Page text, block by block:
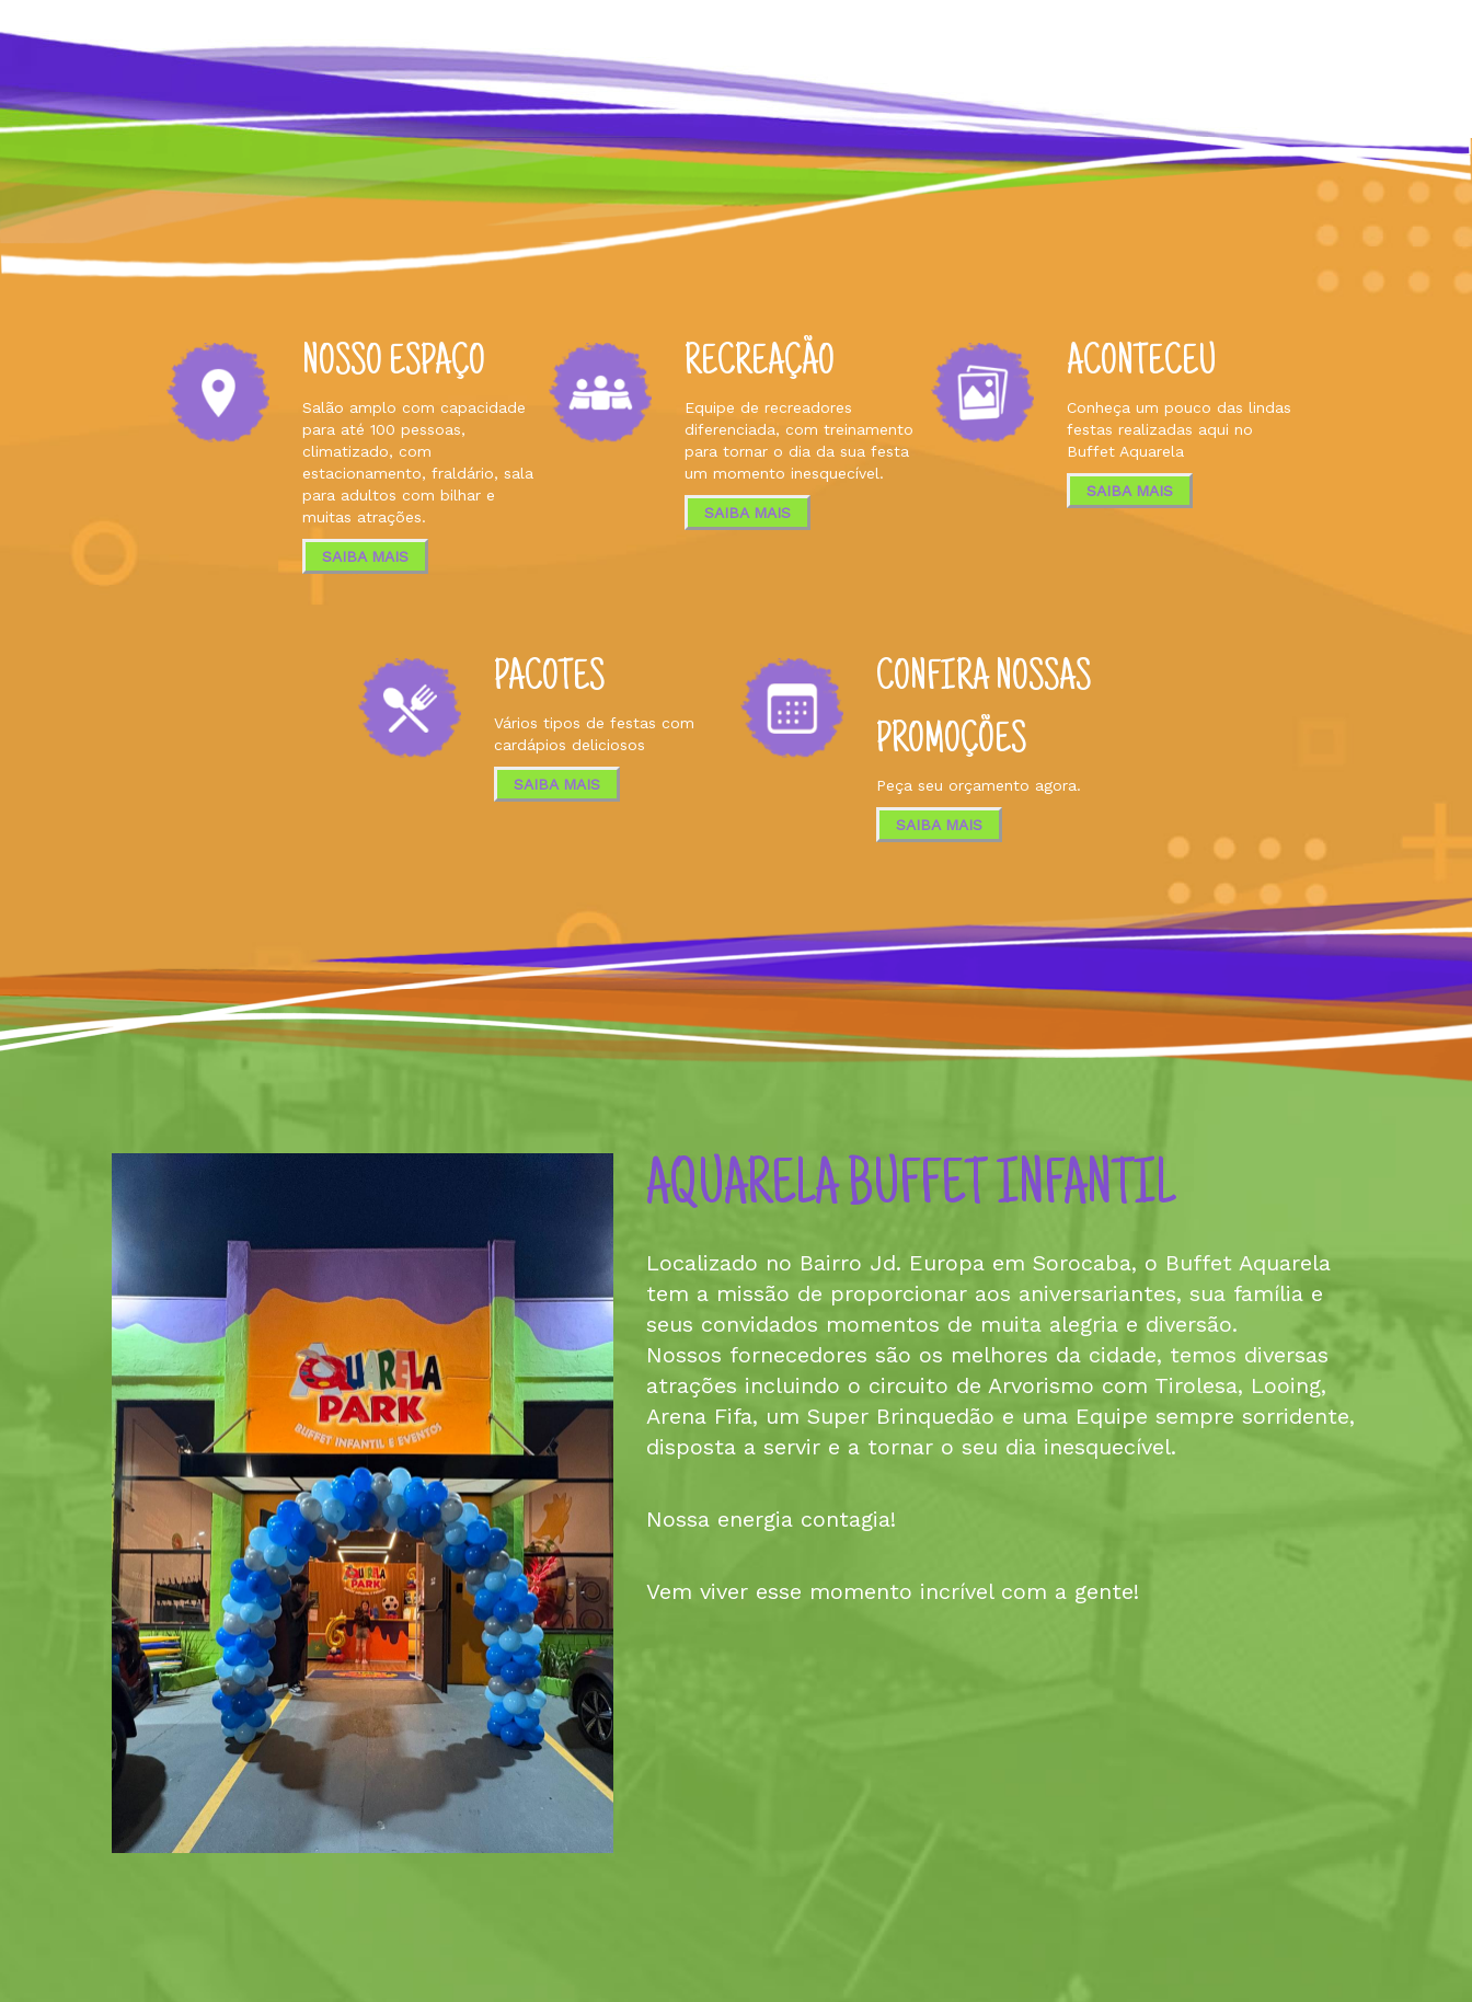
NOSSO ESPAÇO
Salão amplo com capacidade
para até 100 pessoas,
climatizado, com
estacionamento, fraldário, sala
para adultos com bilhar e
muitas atrações.
SAIBA MAIS
RECREAÇÃO
Equipe de recreadores
diferenciada, com treinamento
para tornar o dia da sua festa
um momento inesquecível.
SAIBA MAIS
ACONTECEU
Conheça um pouco das lindas
festas realizadas aqui no
Buffet Aquarela
SAIBA MAIS
PACOTES
Vários tipos de festas com
cardápios deliciosos
SAIBA MAIS
CONFIRA NOSSAS
PROMOÇÕES
Peça seu orçamento agora.
SAIBA MAIS
AQUARELA BUFFET INFANTIL
Localizado no Bairro Jd. Europa em Sorocaba, o Buffet Aquarela
tem a missão de proporcionar aos aniversariantes, sua família e
seus convidados momentos de muita alegria e diversão.
Nossos fornecedores são os melhores da cidade, temos diversas
atrações incluindo o circuito de Arvorismo com Tirolesa, Looing,
Arena Fifa, um Super Brinquedão e uma Equipe sempre sorridente,
disposta a servir e a tornar o seu dia inesquecível.
Nossa energia contagia!
Vem viver esse momento incrível com a gente!